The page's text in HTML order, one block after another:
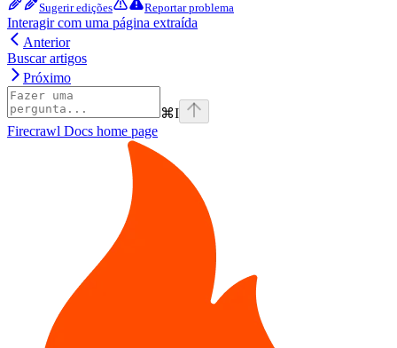
Sugerir edições Reportar problema
Interagir com uma página extraída
Anterior
Buscar artigos
Próximo
⌘I
Firecrawl Docs home page